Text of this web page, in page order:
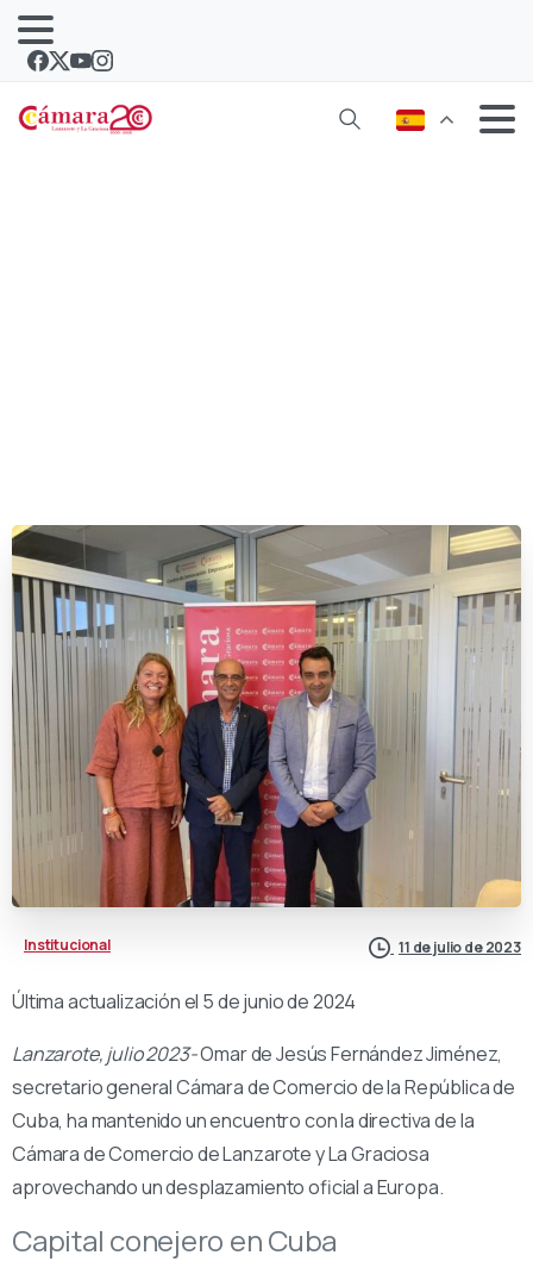
Institucional 11 de julio de 2023
Última actualización el 5 de junio de 2024
Lanzarote, julio 2023-Omar de Jesús Fernández Jiménez,
secretario general Cámara de Comercio de la República de
Cuba, ha mantenido un encuentro con la directiva de la
Cámara de Comercio de Lanzarote y La Graciosa
aprovechando un desplazamiento oficial a Europa.
Capital conejero en Cuba